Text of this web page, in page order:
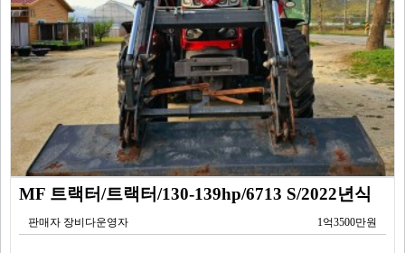
MF 트랙터/트랙터/130-139hp/6713 S/2022년식
판매자 장비다운영자 1억3500만원